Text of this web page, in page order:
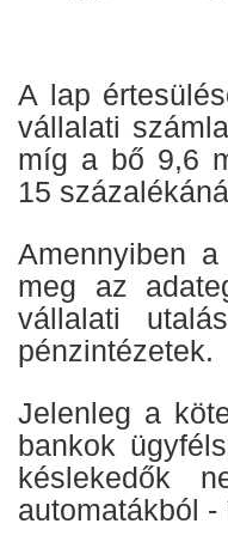
A lap
vállalati
míg a bő 9,6
15
Amennyiben
meg az
vállalati
pénzintézetek.
Jelenleg a
bankok
késlekedők
automatákból